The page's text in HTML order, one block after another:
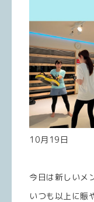
10月19日
今日は新しいメ
いつも以上に賑